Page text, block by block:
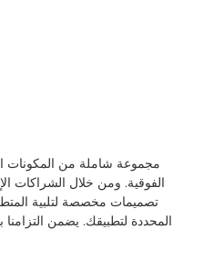
الفوقية. ومن خلال الشراكات
المحددة لتطبيقك. يضمن